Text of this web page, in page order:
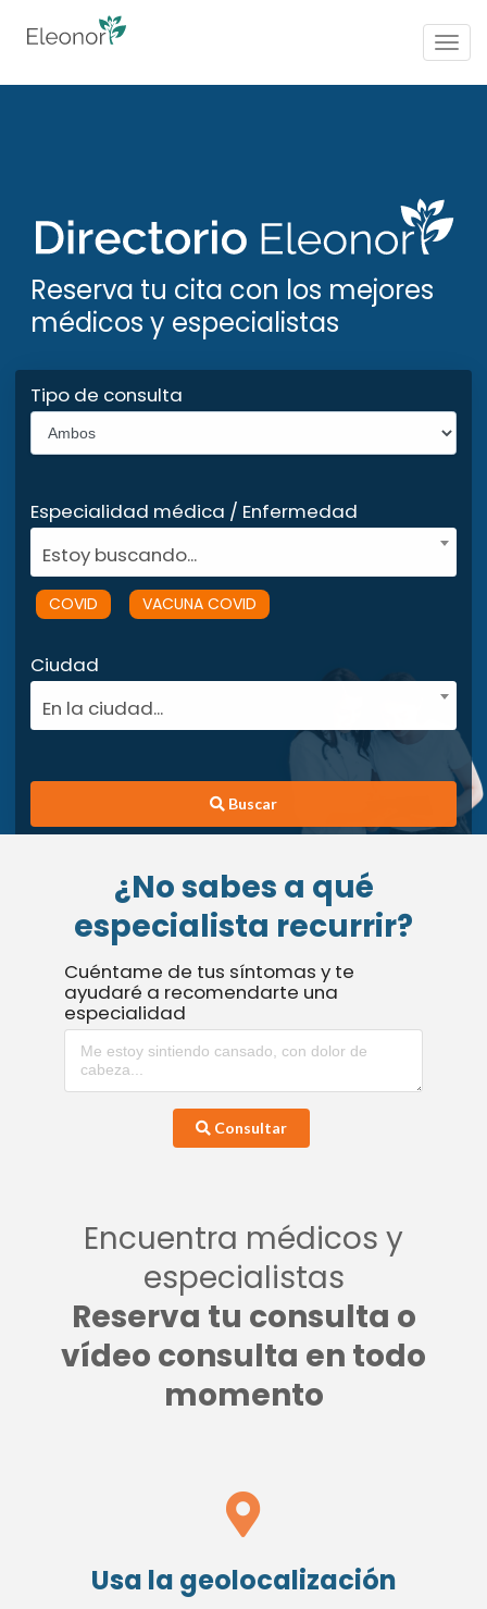
Reserva tu cita con los mejores
médicos y especialistas
Tipo de consulta
Especialidad médica / Enfermedad
Estoy buscando...
COVID VACUNA COVID
Ciudad
En la ciudad...
Buscar
¿No sabes a qué
especialista recurrir?
Cuéntame de tus síntomas y te
ayudaré a recomendarte una
especialidad
Consultar
Encuentra médicos y
especialistas
Reserva tu consulta o
vídeo consulta en todo
momento
Usa la geolocalización